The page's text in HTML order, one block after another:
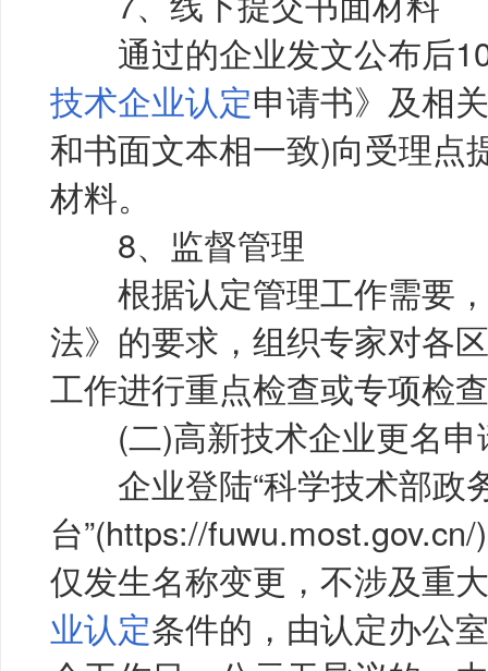
通过的企业发文公布后
技术企业认定申请书》及相
和书面文本相一致)向受理点
材料。
8、监督管理
根据认定管理工作需要，
法》的要求，组织专家对各区
工作进行重点检查或专项检
(二)高新技术企业更名申
企业登陆“科学技术部政
台”(https://
仅发生名称变更，不涉及重
业认定条件的，由认定办公